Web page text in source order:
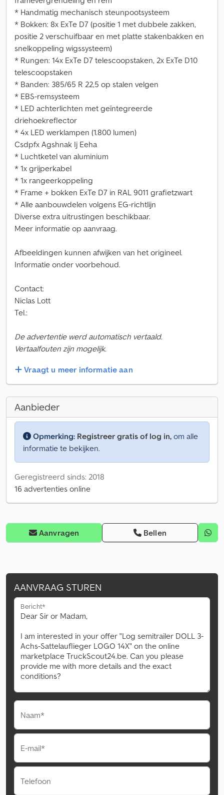
* Handmatig mechanisch steunpootsysteem
* Bokken: 8x ExTe D7 (positie 1 met dubbele zakken,
positie 2 verschuifbaar en met platte stakenbakken en
snelkoppeling wigssysteem)
* Rungen: 14x ExTe D7 telescoopstaken, 2x ExTe D10
telescoopstaken
* Banden: 385/65 R 22,5 op stalen velgen
* EBS-remsysteem
* LED achterlichten met geïntegreerde
driehoekreflector
* 4x LED werklampen (1.800 lumen)
Csdpfx Agshnak Ij Eeha
* Luchtketel van aluminium
* 1x grijperkabel
* 1x rangeerkoppeling
* Frame + bokken ExTe D7 in RAL 9011 grafietzwart
* Alle aanbouwdelen volgens EG-richtlijn
Diverse extra uitrustingen beschikbaar.
Meer informatie op aanvraag.
Afbeeldingen kunnen afwijken van het origineel.
Informatie onder voorbehoud.
Contact:
Niclas Lott
Tel.:
De advertentie werd automatisch vertaald.
Vertaalfouten zijn mogelijk.
Vraagt u meer informatie aan
Aanbieder
Opmerking: Registreer gratis of log in, om alle
informatie te bekijken.
Geregistreerd sinds: 2018
16 advertenties online
Aanvragen Bellen
AANVRAAG STUREN
Bericht*
Naam*
E-mail*
Telefoon